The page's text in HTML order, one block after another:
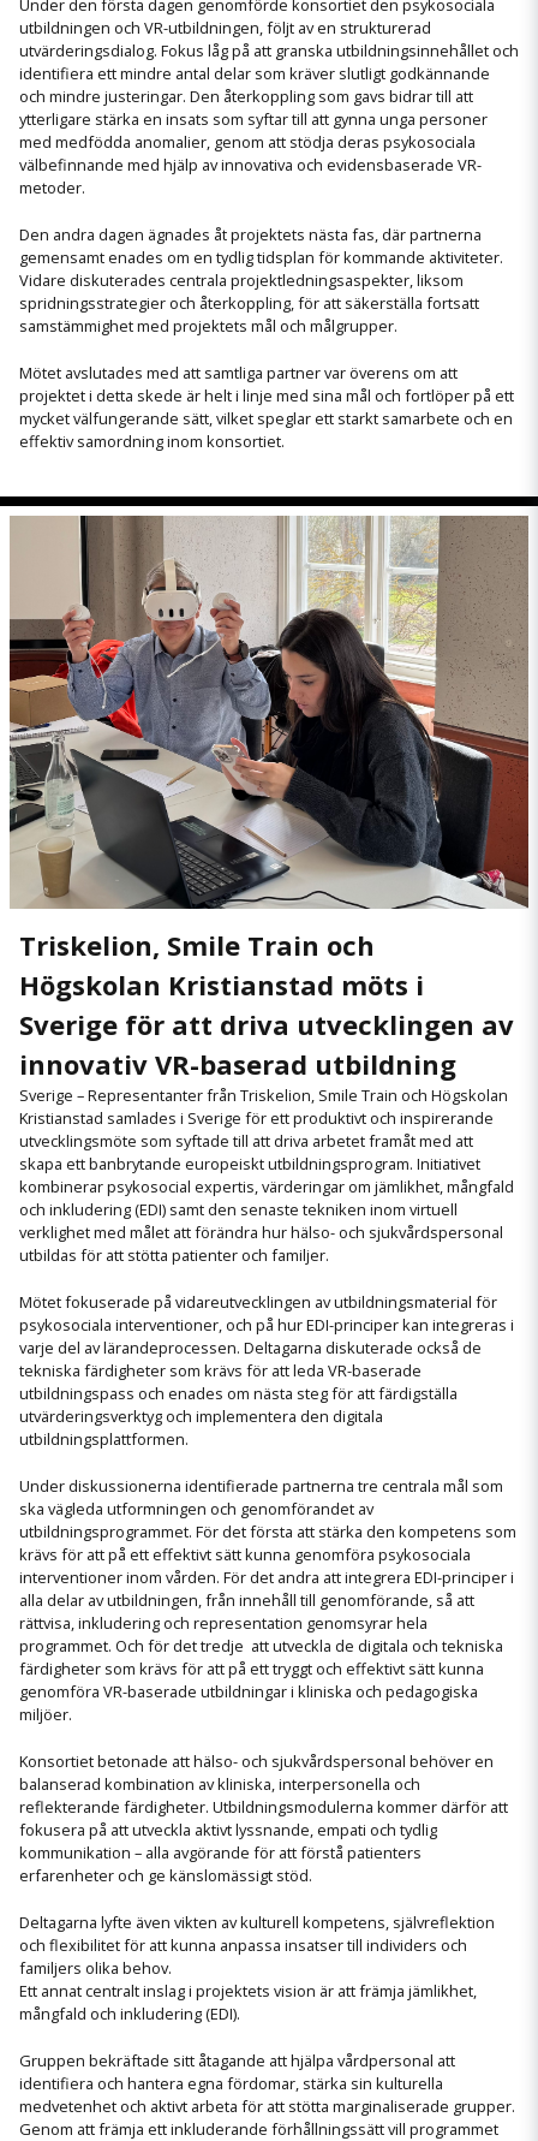
utbildningen och VR-utbildningen, följt av en strukturerad
utvärderingsdialog. Fokus låg på att granska utbildningsinnehållet och
identifiera ett mindre antal delar som kräver slutligt godkännande
och mindre justeringar. Den återkoppling som gavs bidrar till att
ytterligare stärka en insats som syftar till att gynna unga personer
med medfödda anomalier, genom att stödja deras psykosociala
välbefinnande med hjälp av innovativa och evidensbaserade VR-
metoder.
Den andra dagen ägnades åt projektets nästa fas, där partnerna
gemensamt enades om en tydlig tidsplan för kommande aktiviteter.
Vidare diskuterades centrala projektledningsaspekter, liksom
spridningsstrategier och återkoppling, för att säkerställa fortsatt
samstämmighet med projektets mål och målgrupper.
Mötet avslutades med att samtliga partner var överens om att
projektet i detta skede är helt i linje med sina mål och fortlöper på ett
mycket välfungerande sätt, vilket speglar ett starkt samarbete och en
effektiv samordning inom konsortiet.
Triskelion, Smile Train och
Högskolan Kristianstad möts i
Sverige för att driva utvecklingen av
innovativ VR-baserad utbildning
Sverige – Representanter från Triskelion, Smile Train och Högskolan
Kristianstad samlades i Sverige för ett produktivt och inspirerande
utvecklingsmöte som syftade till att driva arbetet framåt med att
skapa ett banbrytande europeiskt utbildningsprogram. Initiativet
kombinerar psykosocial expertis, värderingar om jämlikhet, mångfald
och inkludering (EDI) samt den senaste tekniken inom virtuell
verklighet med målet att förändra hur hälso- och sjukvårdspersonal
utbildas för att stötta patienter och familjer.
Mötet fokuserade på vidareutvecklingen av utbildningsmaterial för
psykosociala interventioner, och på hur EDI-principer kan integreras i
varje del av lärandeprocessen. Deltagarna diskuterade också de
tekniska färdigheter som krävs för att leda VR-baserade
utbildningspass och enades om nästa steg för att färdigställa
utvärderingsverktyg och implementera den digitala
utbildningsplattformen.
Under diskussionerna identifierade partnerna tre centrala mål som
ska vägleda utformningen och genomförandet av
utbildningsprogrammet. För det första att stärka den kompetens som
krävs för att på ett effektivt sätt kunna genomföra psykosociala
interventioner inom vården. För det andra att integrera EDI-principer i
alla delar av utbildningen, från innehåll till genomförande, så att
rättvisa, inkludering och representation genomsyrar hela
programmet. Och för det tredje att utveckla de digitala och tekniska
färdigheter som krävs för att på ett tryggt och effektivt sätt kunna
genomföra VR-baserade utbildningar i kliniska och pedagogiska
miljöer.
Konsortiet betonade att hälso- och sjukvårdspersonal behöver en
balanserad kombination av kliniska, interpersonella och
reflekterande färdigheter. Utbildningsmodulerna kommer därför att
fokusera på att utveckla aktivt lyssnande, empati och tydlig
kommunikation – alla avgörande för att förstå patienters
erfarenheter och ge känslomässigt stöd.
Deltagarna lyfte även vikten av kulturell kompetens, självreflektion
och flexibilitet för att kunna anpassa insatser till individers och
familjers olika behov.
Ett annat centralt inslag i projektets vision är att främja jämlikhet,
mångfald och inkludering (EDI).
Gruppen bekräftade sitt åtagande att hjälpa vårdpersonal att
identifiera och hantera egna fördomar, stärka sin kulturella
medvetenhet och aktivt arbeta för att stötta marginaliserade grupper.
Genom att främja ett inkluderande förhållningssätt vill programmet